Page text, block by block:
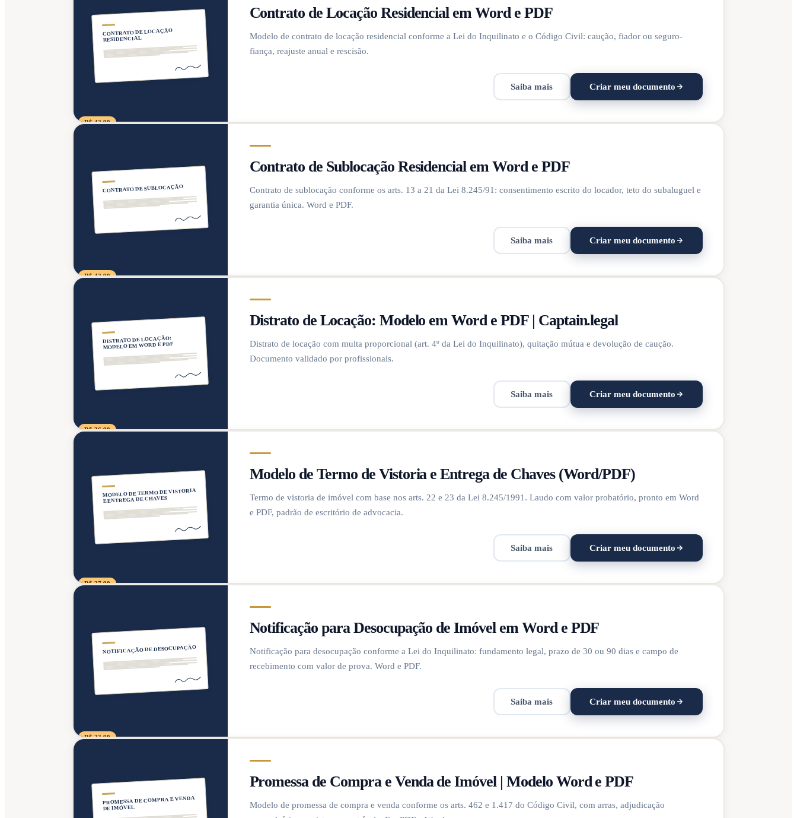
CONTRATO DE LOCAÇÃO
RESIDENCIAL
R$ 42,90
Contrato de Locação Residencial em Word e PDF
Modelo de contrato de locação residencial conforme a Lei do Inquilinato e o Código Civil: caução, fiador ou seguro-
fiança, reajuste anual e rescisão.
Saiba mais Criar meu documento
CONTRATO DE SUBLOCAÇÃO
R$ 42,90
Contrato de Sublocação Residencial em Word e PDF
Contrato de sublocação conforme os arts. 13 a 21 da Lei 8.245/91: consentimento escrito do locador, teto do subaluguel e
garantia única. Word e PDF.
Saiba mais Criar meu documento
DISTRATO DE LOCAÇÃO:
MODELO EM WORD E PDF
R$ 36,90
Distrato de Locação: Modelo em Word e PDF | Captain.legal
Distrato de locação com multa proporcional (art. 4º da Lei do Inquilinato), quitação mútua e devolução de caução.
Documento validado por profissionais.
Saiba mais Criar meu documento
MODELO DE TERMO DE VISTORIA
E ENTREGA DE CHAVES
R$ 27,90
Modelo de Termo de Vistoria e Entrega de Chaves (Word/PDF)
Termo de vistoria de imóvel com base nos arts. 22 e 23 da Lei 8.245/1991. Laudo com valor probatório, pronto em Word
e PDF, padrão de escritório de advocacia.
Saiba mais Criar meu documento
NOTIFICAÇÃO DE DESOCUPAÇÃO
R$ 23,90
Notificação para Desocupação de Imóvel em Word e PDF
Notificação para desocupação conforme a Lei do Inquilinato: fundamento legal, prazo de 30 ou 90 dias e campo de
recebimento com valor de prova. Word e PDF.
Saiba mais Criar meu documento
PROMESSA DE COMPRA E VENDA
DE IMÓVEL
Promessa de Compra e Venda de Imóvel | Modelo Word e PDF
Modelo de promessa de compra e venda conforme os arts. 462 e 1.417 do Código Civil, com arras, adjudicação